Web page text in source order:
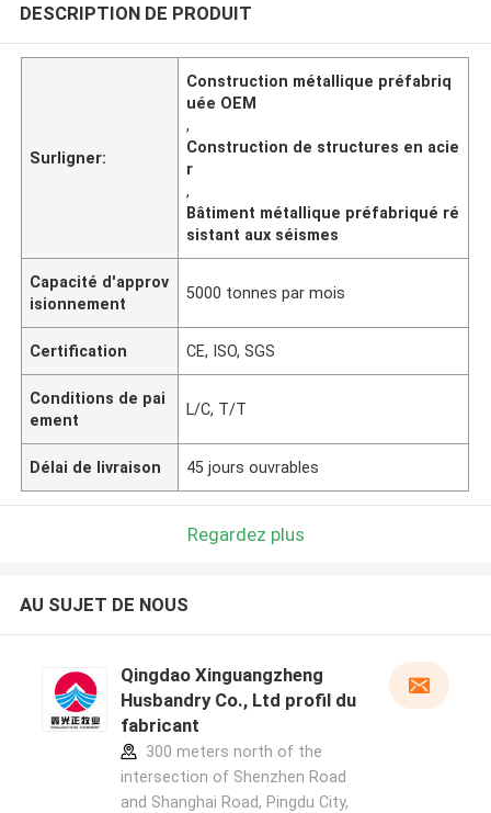
DESCRIPTION DE PRODUIT
Surligner:
Construction métallique préfabriq
uée OEM
,
Construction de structures en acie
r
,
Bâtiment métallique préfabriqué ré
sistant aux séismes
Capacité d'approv
isionnement
5000 tonnes par mois
Certification CE, ISO, SGS
Conditions de pai
ement
L/C, T/T
Délai de livraison 45 jours ouvrables
Regardez plus
AU SUJET DE NOUS
Qingdao Xinguangzheng
Husbandry Co., Ltd profil du
fabricant
300 meters north of the
intersection of Shenzhen Road
and Shanghai Road, Pingdu City,